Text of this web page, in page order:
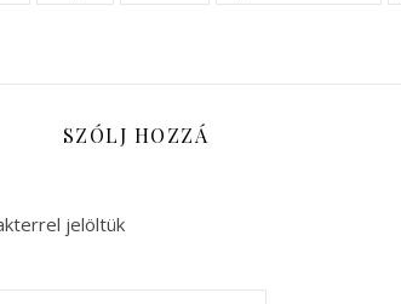
SZÓLJ HOZZÁ
jelöltük